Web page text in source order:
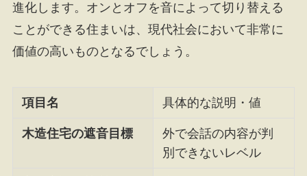
進化します。オンとオフを音によって切り替える
ことができる住まいは、現代社会において非常に
価値の高いものとなるでしょう。
項目名 具体的な説明・値
木造住宅の遮音目標
外で会話の内容が判
別できないレベル